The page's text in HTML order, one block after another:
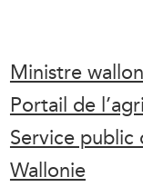
Ministre
Portail de
Service public
Wallonie